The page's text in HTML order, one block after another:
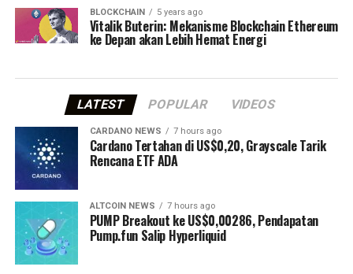
BLOCKCHAIN 5 years ago
Vitalik Buterin: Mekanisme Blockchain Ethereum
ke Depan akan Lebih Hemat Energi
LATEST POPULAR VIDEOS
CARDANO NEWS 7 hours ago
Cardano Tertahan di US$0,20, Grayscale Tarik
Rencana ETF ADA
ALTCOIN NEWS 7 hours ago
PUMP Breakout ke US$0,00286, Pendapatan
Pump.fun Salip Hyperliquid